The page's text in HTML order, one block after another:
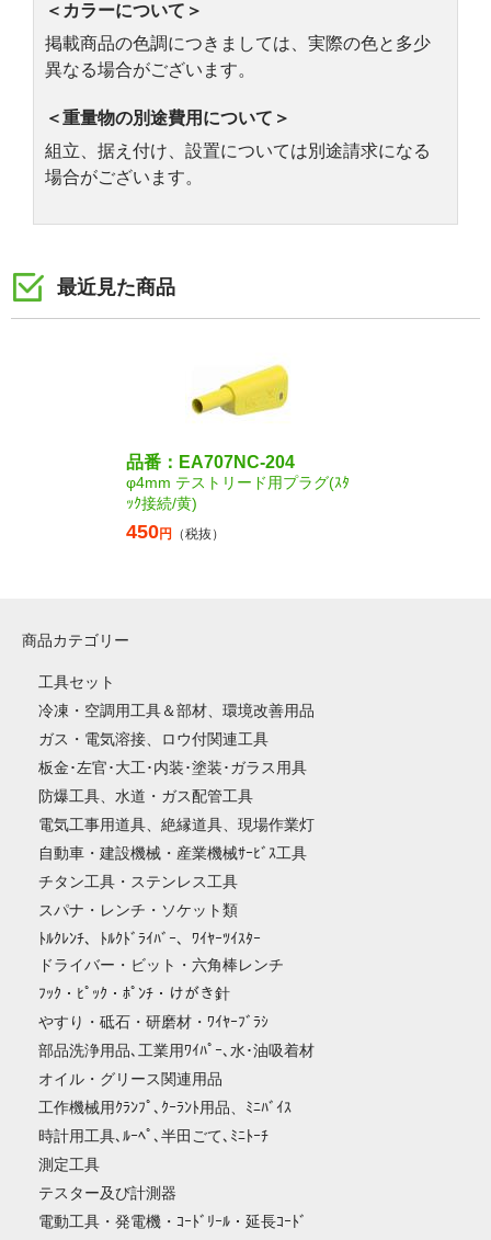
＜カラーについて＞
掲載商品の色調につきましては、実際の色と多少
異なる場合がございます。
＜重量物の別途費用について＞
組立、据え付け、設置については別途請求になる
場合がございます。
最近見た商品
品番：EA707NC-204
φ4mm テストリード用プラグ(ｽﾀ
ｯｸ接続/黄)
450円 （税抜）
商品カテゴリー
工具セット
冷凍・空調用工具＆部材、環境改善用品
ガス・電気溶接、ロウ付関連工具
板金･左官･大工･内装･塗装･ガラス用具
防爆工具、水道・ガス配管工具
電気工事用道具、絶縁道具、現場作業灯
自動車・建設機械・産業機械ｻｰﾋﾞｽ工具
チタン工具・ステンレス工具
スパナ・レンチ・ソケット類
ﾄﾙｸﾚﾝﾁ、ﾄﾙｸﾄﾞﾗｲﾊﾞｰ、ﾜｲﾔｰﾂｲｽﾀｰ
ドライバー・ビット・六角棒レンチ
ﾌｯｸ・ﾋﾟｯｸ・ﾎﾟﾝﾁ・けがき針
やすり・砥石・研磨材・ﾜｲﾔｰﾌﾞﾗｼ
部品洗浄用品､工業用ﾜｲﾊﾟｰ､水･油吸着材
オイル・グリース関連用品
工作機械用ｸﾗﾝﾌﾟ､ｸｰﾗﾝﾄ用品、ﾐﾆﾊﾞｲｽ
時計用工具､ﾙｰﾍﾟ､半田ごて､ﾐﾆﾄｰﾁ
測定工具
テスター及び計測器
電動工具・発電機・ｺｰﾄﾞﾘｰﾙ・延長ｺｰﾄﾞ